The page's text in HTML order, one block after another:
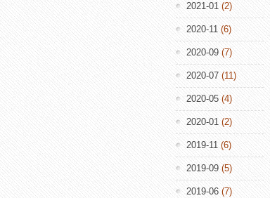
2021-01 (2)
2020-11 (6)
2020-09 (7)
2020-07 (11)
2020-05 (4)
2020-01 (2)
2019-11 (6)
2019-09 (5)
2019-06 (7)